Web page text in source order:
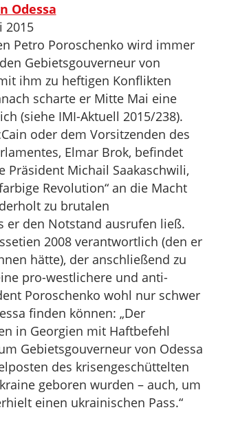
Odessa
2015
Petro Poroschenko wird immer
Gebietsgouverneur von
ihm zu heftigen Konflikten
scharte er Mitte Mai eine
(siehe IMI-Aktuell 2015/238).
oder dem Vorsitzenden des
Elmar Brok, befindet
Präsident Michail Saakaschwili,
Revolution“ an die Macht
zu brutalen
er den Notstand ausrufen ließ.
2008 verantwortlich (den er
hätte), der anschließend zu
pro-westlichere und anti-
Poroschenko wohl nur schwer
finden können: „Der
in Georgien mit Haftbefehl
Gebietsgouverneur von Odessa
des krisengeschüttelten
geboren wurden – auch, um
einen ukrainischen Pass.“